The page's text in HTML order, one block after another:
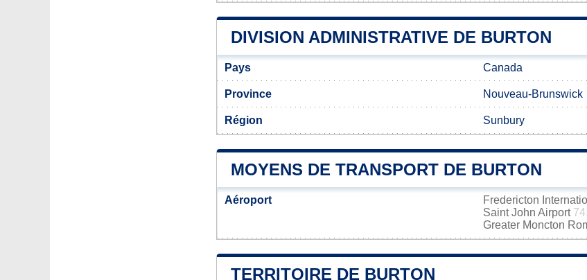
DIVISION ADMINISTRATIVE DE BURTON
Pays Canada
Province Nouveau-Brunswick
Région Sunbury
MOYENS DE TRANSPORT DE BURTON
Aéroport Fredericton
Saint John Airport
Greater Moncton
TERRITOIRE DE BURTON